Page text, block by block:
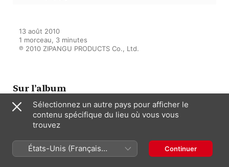
13 août 2010
1 morceau, 3 minutes
℗ 2010 ZIPANGU PRODUCTS Co., Ltd.
Sur l’album
DUOうたほぎ
Sélectionnez un autre pays pour afficher le
contenu spécifique du lieu où vous vous
trouvez
États-Unis (Français
France)
Continuer